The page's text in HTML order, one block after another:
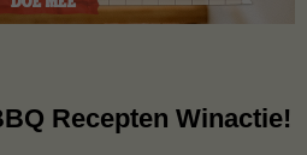
Recepten Winactie!